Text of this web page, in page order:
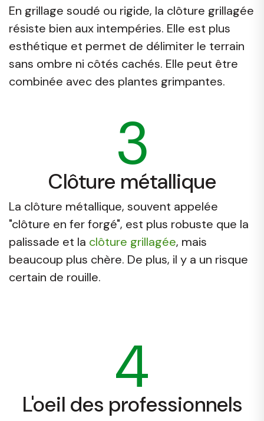
En grillage soudé ou rigide, la clôture grillagée
résiste bien aux intempéries. Elle est plus
esthétique et permet de délimiter le terrain
sans ombre ni côtés cachés. Elle peut être
combinée avec des plantes grimpantes.
3
Clôture métallique
La clôture métallique, souvent appelée
"clôture en fer forgé", est plus robuste que la
palissade et la clôture grillagée, mais
beaucoup plus chère. De plus, il y a un risque
certain de rouille.
4
L'oeil des professionnels